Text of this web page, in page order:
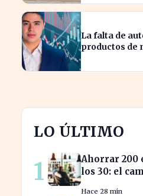
La falta de
productos de
LO ÚLTIMO
1
Ahorrar 200
los 30: el
Hace 28 min